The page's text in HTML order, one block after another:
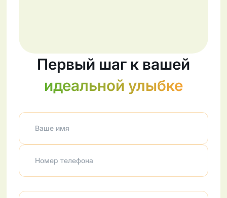
Первый шаг к вашей
идеальной улыбке
Ваше имя
Номер телефона